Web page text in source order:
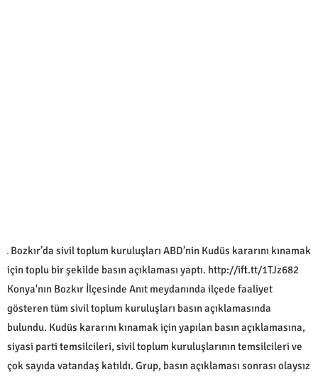
Bozkır’da sivil toplum kuruluşları ABD’nin Kudüs kararını kınamak
için toplu bir şekilde basın açıklaması yaptı. http://ift.tt/1TJz682
Konya'nın Bozkır İlçesinde Anıt meydanında ilçede faaliyet
gösteren tüm sivil toplum kuruluşları basın açıklamasında
bulundu. Kudüs kararını kınamak için yapılan basın açıklamasına,
siyasi parti temsilcileri, sivil toplum kuruluşlarının temsilcileri ve
çok sayıda vatandaş katıldı. Grup, basın açıklaması sonrası olaysız